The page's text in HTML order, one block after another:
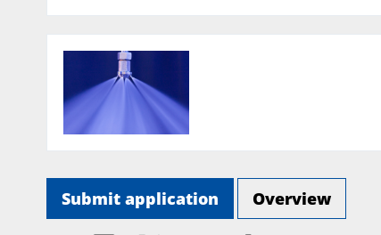
Submit application Overview